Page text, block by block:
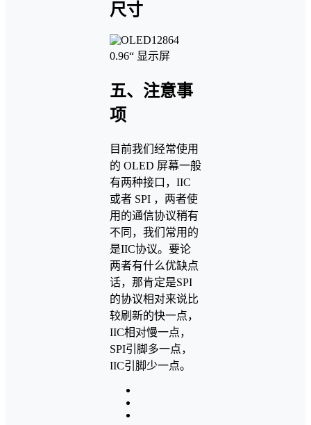
尺寸
五、注意事
项
目前我们经常使用
的 OLED 屏幕一般
有两种接口，IIC
或者 SPI ，两者使
用的通信协议稍有
不同，我们常用的
是IIC协议。要论
两者有什么优缺点
话，那肯定是SPI
的协议相对来说比
较刷新的快一点，
IIC相对慢一点，
SPI引脚多一点，
IIC引脚少一点。